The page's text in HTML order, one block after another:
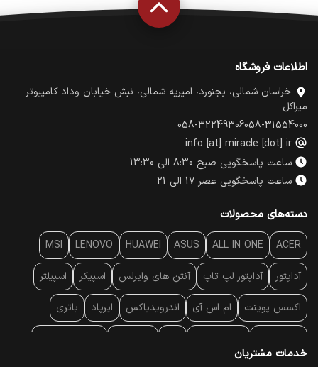
اطلاعات فروشگاه
خراسان شمالی، بجنورد، امیریه شمالی، نبش خیابان وداد کامپیوتر
میراکل
058-31554000
058-32249306
info [at] miracle [dot] ir
ساعت پاسخگویی صبح 8:30 الی 13:30
ساعت پاسخگویی عصر 17 الی 21
دسته‌های محصولات
ACER
ALL IN ONE
ASUS
HUAWEI
LENOVO
MSI
آداپتور آداپتور لپ تاپ آنتن‌ های وایرلس اسپیکر اسپیلتر
اکسس پوینت ام اس آی اندرویدباکس ایرپاد باتری
خدمات مشتریان